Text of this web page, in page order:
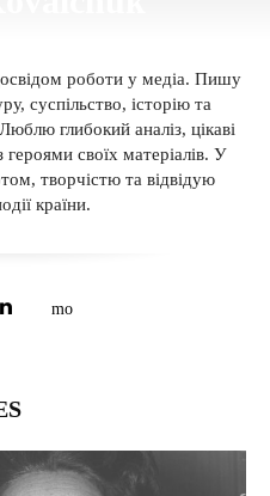
роботи у медіа. Пишу
суспільство, історію та
глибокий аналіз, цікаві
героями своїх матеріалів. У
творчістю та відвідую
країни.